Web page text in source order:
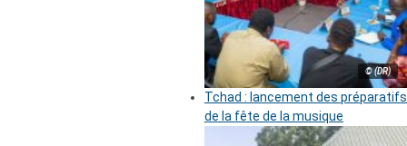
© (DR)
Tchad : lancement des préparatifs
de la fête de la musique